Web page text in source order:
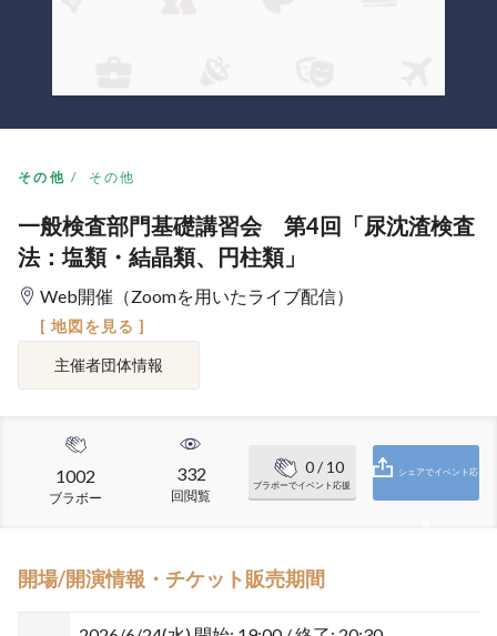
その他 その他
一般検査部門基礎講習会 第4回「尿沈渣検査
法：塩類・結晶類、円柱類」
Web開催（Zoomを用いたライブ配信）
[ 地図を見る ]
主催者団体情報
1002
ブラボー
332
回閲覧
0/ 10
ブラボーでイベント応援
シェアでイベント応
開場/開演情報・チケット販売期間